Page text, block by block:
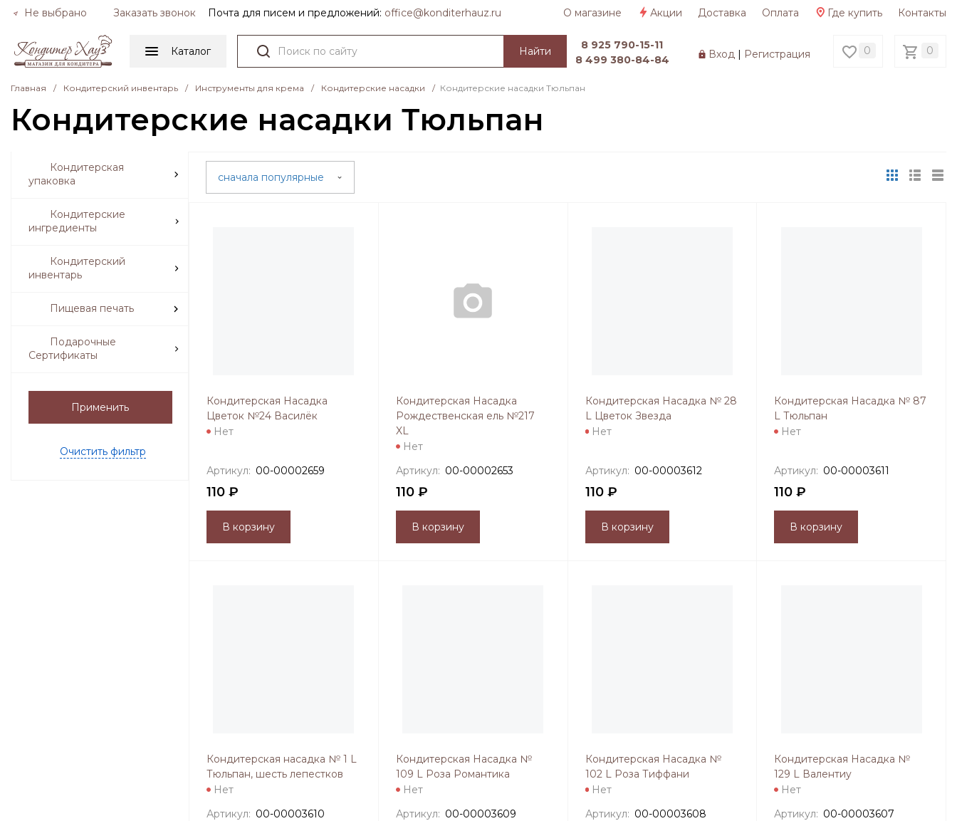
Не выбрано Заказать звонок Почта для писем и предложений: officе@konditerhauz.ru О магазине Акции Доставка Оплата Где купить Контакты
Каталог Вход| Регистрация 0 0
Найти
8 925 790-15-11
8 499 380-84-84
Главная / Кондитерский инвентарь / Инструменты для крема / Кондитерские насадки / Кондитерские насадки Тюльпан
Кондитерские насадки Тюльпан
сначала популярные
Кондитерская
упаковка
Кондитерские
ингредиенты
Кондитерский
инвентарь
Пищевая печать
Подарочные
Сертификаты
Применить
Очистить фильтр
Кондитерская Насадка
Цветок №24 Василёк
Нет
Артикул: 00-00002659
110 ₽
В корзину
Кондитерская Насадка
Рождественская ель №217
XL
Нет
Артикул: 00-00002653
110 ₽
В корзину
Кондитерская Насадка № 28
L Цветок Звезда
Нет
Артикул: 00-00003612
110 ₽
В корзину
Кондитерская Насадка № 87
L Тюльпан
Нет
Артикул: 00-00003611
110 ₽
В корзину
Кондитерская насадка № 1 L
Тюльпан, шесть лепестков
Нет
Артикул: 00-00003610
Кондитерская Насадка №
109 L Роза Романтика
Нет
Артикул: 00-00003609
Кондитерская Насадка №
102 L Роза Тиффани
Нет
Артикул: 00-00003608
Кондитерская Насадка №
129 L Валентиy
Нет
Артикул: 00-00003607